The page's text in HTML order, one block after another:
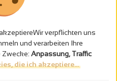
die Gesundheit - trinken Sie in
verpflichten uns
und verarbeiten Ihre
Zwecke: Anpassung, Traffic
die ich akzeptiere...